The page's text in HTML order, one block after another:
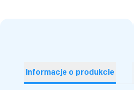
Informacje o produkcie